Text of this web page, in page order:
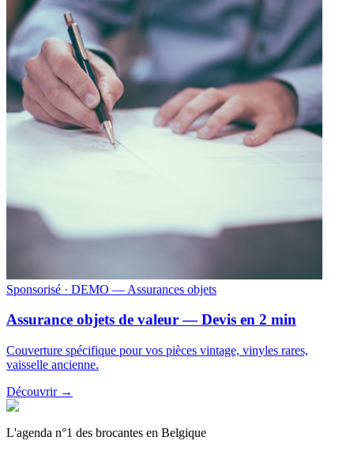
Sponsorisé · DEMO — Assurances objets
Assurance objets de valeur — Devis en 2 min
Couverture spécifique pour vos pièces vintage, vinyles rares,
vaisselle ancienne.
Découvrir →
L'agenda n°1 des brocantes en Belgique